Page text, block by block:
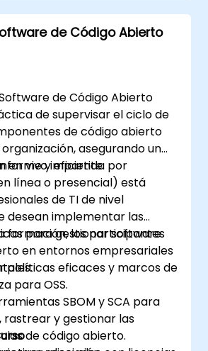
para controlar un sistema de
de Código Abierto
de Código Abierto
de supervisar el ciclo de
de código abierto
asegurando un
y eficiente.
en vivo impartida por
línea o presencial) está
de TI de nivel
desean implementar las
para gestionar software
en entornos empresariales
formación, los participantes
políticas eficaces y marcos de
para OSS.
SBOM y SCA para
rastrear y gestionar las
de código abierto.